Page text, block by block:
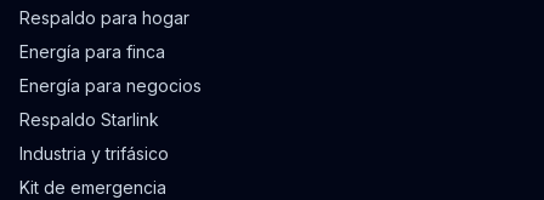
Respaldo para hogar
Energía para finca
Energía para negocios
Respaldo Starlink
Industria y trifásico
Kit de emergencia